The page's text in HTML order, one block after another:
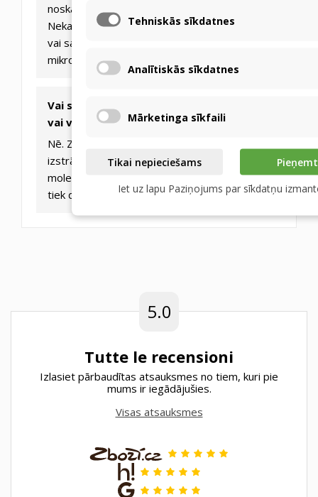
noskalojot ar remdenu ūdeni (līdz 30°C).
Nekad neizmantojiet augstspiediena tīrītājus
vai saspiestu gaisu, jo tas var sabojāt
mikroporaino membrānu.
Vai siltummainis nes smakas no virtuves
vai vannas istabas?
Nē. ZERN unikālā polimēra membrāna ir
izstrādāta tā, lai cauri varētu iziet tikai ūdens
molekulas. Smakas, gāzes un mikroorganismi
tiek droši bloķēti caur membrānu.
5.0
Tutte le recensioni
Izlasiet pārbaudītas atsauksmes no tiem, kuri pie
mums ir iegādājušies.
Visas atsauksmes
Tehniskās sīkdatnes
Analītiskās sīkdatnes
Mārketinga sīkfaili
Tikai nepieciešams
Iet uz lapu Paziņojums par sīkdatņu